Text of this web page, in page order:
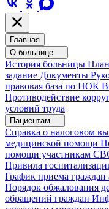
Главная
О больнице
История больницы
задание Документы
правовая база по НОК
Противодействие
условий труда
Пациентам
Справка о налоговом
медицинской помощи
помощи участникам
Привила
График приема
Порядок обжалования
обращений граждан